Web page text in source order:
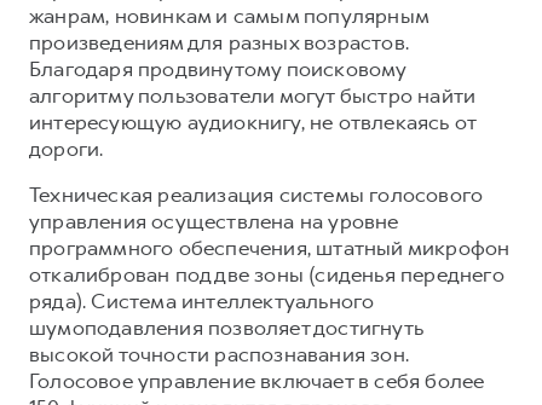
жанрам, новинкам и самым популярным
произведениям для разных возрастов.
Благодаря продвинутому поисковому
алгоритму пользователи могут быстро найти
интересующую аудиокнигу, не отвлекаясь от
дороги.
Техническая реализация системы голосового
управления осуществлена на уровне
программного обеспечения, штатный микрофон
откалиброван под две зоны (сиденья переднего
ряда). Система интеллектуального
шумоподавления позволяет достигнуть
высокой точности распознавания зон.
Голосовое управление включает в себя более